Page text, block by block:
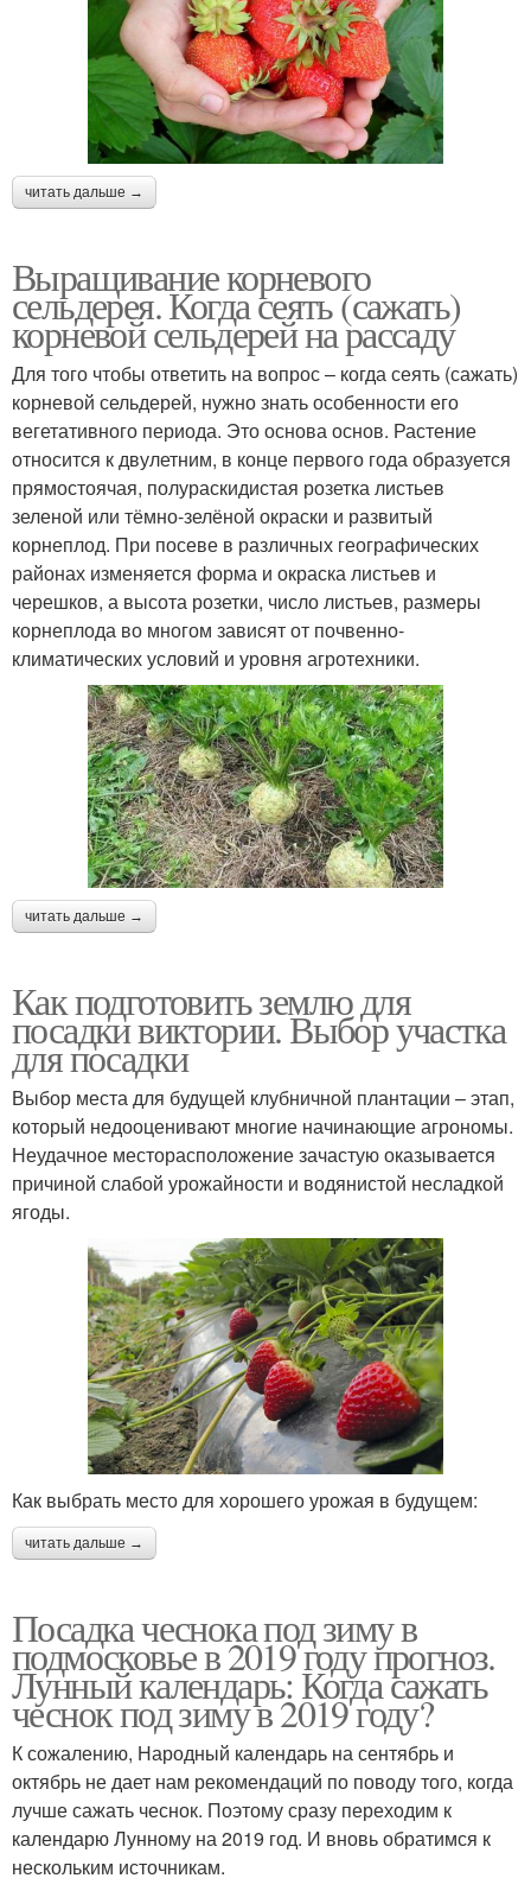
читать дальше →
Выращивание корневого
сельдерея. Когда сеять (сажать)
корневой сельдерей на рассаду
Для того чтобы ответить на вопрос – когда сеять (сажать)
корневой сельдерей, нужно знать особенности его
вегетативного периода. Это основа основ. Растение
относится к двулетним, в конце первого года образуется
прямостоячая, полураскидистая розетка листьев
зеленой или тёмно-зелёной окраски и развитый
корнеплод. При посеве в различных географических
районах изменяется форма и окраска листьев и
черешков, а высота розетки, число листьев, размеры
корнеплода во многом зависят от почвенно-
климатических условий и уровня агротехники.
читать дальше →
Как подготовить землю для
посадки виктории. Выбор участка
для посадки
Выбор места для будущей клубничной плантации – этап,
который недооценивают многие начинающие агрономы.
Неудачное месторасположение зачастую оказывается
причиной слабой урожайности и водянистой несладкой
ягоды.
Как выбрать место для хорошего урожая в будущем:
читать дальше →
Посадка чеснока под зиму в
подмосковье в 2019 году прогноз.
Лунный календарь: Когда сажать
чеснок под зиму в 2019 году?
К сожалению, Народный календарь на сентябрь и
октябрь не дает нам рекомендаций по поводу того, когда
лучше сажать чеснок. Поэтому сразу переходим к
календарю Лунному на 2019 год. И вновь обратимся к
нескольким источникам.